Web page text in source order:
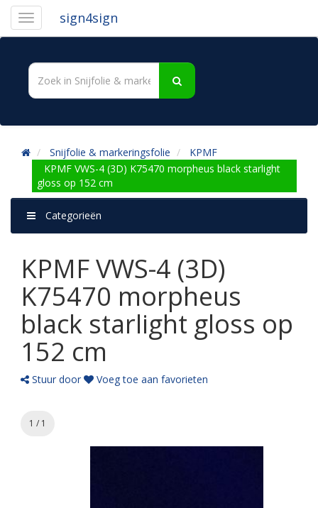
sign4sign
Snijfolie & markeringsfolie
KPMF
KPMF VWS-4 (3D) K75470 morpheus black starlight
gloss op 152 cm
Categorieën
KPMF VWS-4 (3D)
K75470 morpheus
black starlight gloss op
152 cm
Stuur door Voeg toe aan favorieten
1 / 1